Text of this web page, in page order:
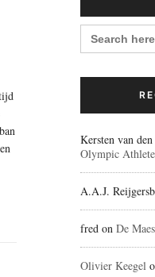
SEARCH
FOR:
Kersten van
Olympic Athlete
A.A.J.
fred on De
Olivier Keegel